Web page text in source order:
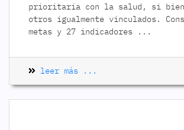
prioritaria con la salud, si
otros igualmente vinculados.
metas y 27 indicadores
...
leer más ...